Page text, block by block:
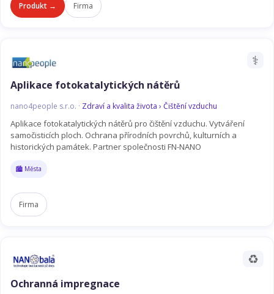
Produkt → Firma
⚕️
Aplikace fotokatalytických nátěrů
nano4people s.r.o. · Zdraví a kvalita života › Čištění vzduchu
Aplikace fotokatalytických nátěrů pro čištění vzduchu. Vytváření
samočisticích ploch. Ochrana přírodních povrchů, kulturních a
historických památek. Partner společnosti FN-NANO
🏙️ Města
Firma
♻️
Ochranná impregnace